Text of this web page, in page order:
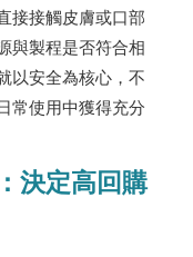
接接觸皮膚或口部
與製程是否符合相
以安全為核心，不
常使用中獲得充分
決定高回購